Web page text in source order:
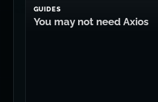
GUIDES
You may not need Axios